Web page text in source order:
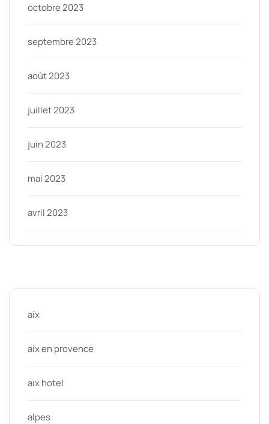
octobre 2023
septembre 2023
août 2023
juillet 2023
juin 2023
mai 2023
avril 2023
aix
aix en provence
aix hotel
alpes